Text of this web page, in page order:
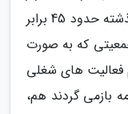
است. جمعیت تهران در طول یک قرن گذشته حدود 45 برابر
که به صورت
فعالیت های شغلی
بازمی گردند هم،